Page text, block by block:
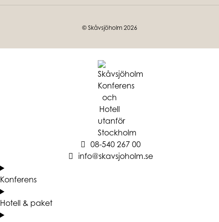
© Skåvsjöholm 2026
08-540 267 00
info@skavsjoholm.se
Konferens
Hotell & paket